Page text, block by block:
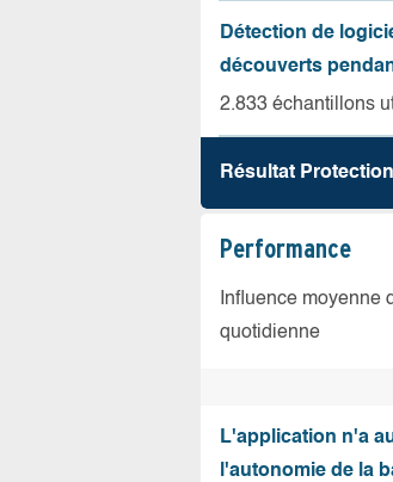
Détection de
découverts
2.833 échantillons
Résultat Protection
Performance
Influence moyenne
quotidienne
L'application n'a
l'autonomie de la